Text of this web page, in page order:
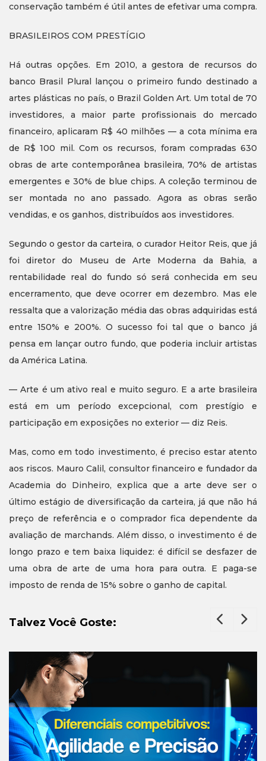
conservação também é útil antes de efetivar uma compra.
BRASILEIROS COM PRESTÍGIO
Há outras opções. Em 2010, a gestora de recursos do
banco Brasil Plural lançou o primeiro fundo destinado a
artes plásticas no país, o Brazil Golden Art. Um total de 70
investidores, a maior parte profissionais do mercado
financeiro, aplicaram R$ 40 milhões — a cota mínima era
de R$ 100 mil. Com os recursos, foram compradas 630
obras de arte contemporânea brasileira, 70% de artistas
emergentes e 30% de blue chips. A coleção terminou de
ser montada no ano passado. Agora as obras serão
vendidas, e os ganhos, distribuídos aos investidores.
Segundo o gestor da carteira, o curador Heitor Reis, que já
foi diretor do Museu de Arte Moderna da Bahia, a
rentabilidade real do fundo só será conhecida em seu
encerramento, que deve ocorrer em dezembro. Mas ele
ressalta que a valorização média das obras adquiridas está
entre 150% e 200%. O sucesso foi tal que o banco já
pensa em lançar outro fundo, que poderia incluir artistas
da América Latina.
— Arte é um ativo real e muito seguro. E a arte brasileira
está em um período excepcional, com prestígio e
participação em exposições no exterior — diz Reis.
Mas, como em todo investimento, é preciso estar atento
aos riscos. Mauro Calil, consultor financeiro e fundador da
Academia do Dinheiro, explica que a arte deve ser o
último estágio de diversificação da carteira, já que não há
preço de referência e o comprador fica dependente da
avaliação de marchands. Além disso, o investimento é de
longo prazo e tem baixa liquidez: é difícil se desfazer de
uma obra de arte de uma hora para outra. E paga-se
imposto de renda de 15% sobre o ganho de capital.
Talvez Você Goste:
Publicado Em 05/02/2021
Engrenagens para o sucesso